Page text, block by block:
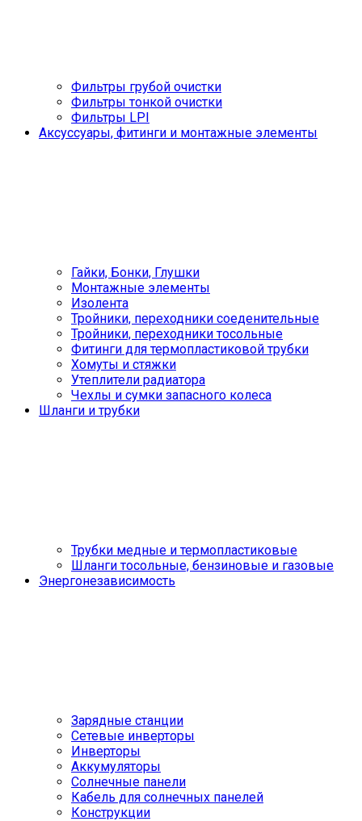
Фильтры грубой очистки
Фильтры тонкой очистки
Фильтры LPI
Аксуссуары, фитинги и монтажные элементы
Гайки, Бонки, Глушки
Монтажные элементы
Изолента
Тройники, переходники соеденительные
Тройники, переходники тосольные
Фитинги для термопластиковой трубки
Хомуты и стяжки
Утеплители радиатора
Чехлы и сумки запасного колеса
Шланги и трубки
Трубки медные и термопластиковые
Шланги тосольные, бензиновые и газовые
Энергонезависимость
Зарядные станции
Сетевые инверторы
Инверторы
Аккумуляторы
Солнечные панели
Кабель для солнечных панелей
Конструкции